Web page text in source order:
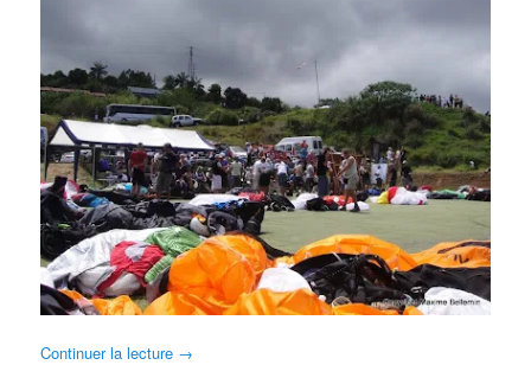
Continuer la lecture →